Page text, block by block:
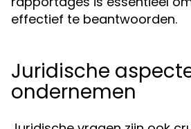
effectief te beantwoorden.
Juridische
ondernemen